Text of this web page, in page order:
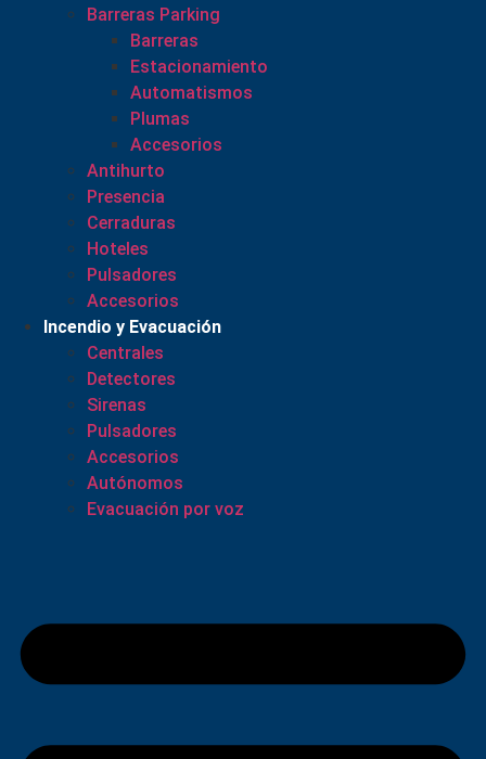
Barreras Parking
Barreras
Estacionamiento
Automatismos
Plumas
Accesorios
Antihurto
Presencia
Cerraduras
Hoteles
Pulsadores
Accesorios
Incendio y Evacuación
Centrales
Detectores
Sirenas
Pulsadores
Accesorios
Autónomos
Evacuación por voz